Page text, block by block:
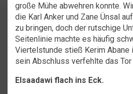
große Mühe abwehren konnte.
die Karl Anker und Zane Ünsal
zu bringen, doch der rutschige
Seitenlinie machte es häufig
Viertelstunde stieß Kerim Abane
sein Abschluss verfehlte das Tor
Elsaadawi flach ins Eck.